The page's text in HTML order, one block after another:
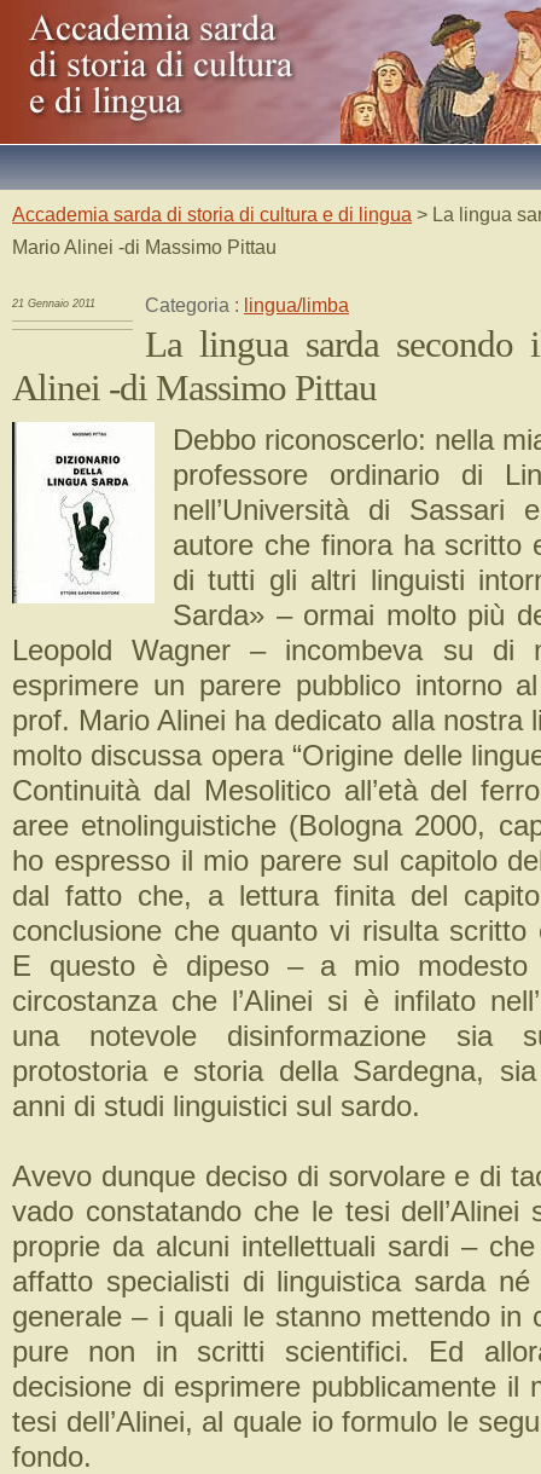
Accademia sarda di storia di cultura e di lingua > La lingua
Mario Alinei -di Massimo Pittau
21 Gennaio 2011 Categoria : lingua/limba
La lingua sarda
Alinei -di Massimo Pittau
Debbo riconoscerlo: nella
professore ordinario di
nell’Università di Sassari
autore che finora ha scritto
di tutti gli altri linguisti
Sarda» – ormai molto più
Leopold Wagner – incombeva su di
esprimere un parere pubblico intorno
prof. Mario Alinei ha dedicato alla nostra
molto discussa opera “Origine delle
Continuità dal Mesolitico all’età del
aree etnolinguistiche (Bologna 2000,
ho espresso il mio parere sul capitolo
dal fatto che, a lettura finita del
conclusione che quanto vi risulta scritto
E questo è dipeso – a mio modesto
circostanza che l’Alinei si è infilato
una notevole disinformazione sia
protostoria e storia della Sardegna,
anni di studi linguistici sul sardo.
Avevo dunque deciso di sorvolare e di
vado constatando che le tesi dell’Alinei
proprie da alcuni intellettuali sardi –
affatto specialisti di linguistica sarda
generale – i quali le stanno mettendo in
pure non in scritti scientifici. Ed
decisione di esprimere pubblicamente il
tesi dell’Alinei, al quale io formulo le
fondo.